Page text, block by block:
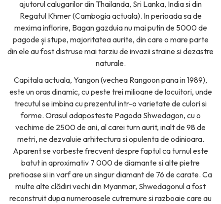
ajutorul calugarilor din Thailanda, Sri Lanka, India si din
Regatul Khmer (Cambogia actuala). In perioada sa de
mexima inflorire, Bagan gazduia nu mai putin de 5000 de
pagode și stupe, majoritatea aurite, din care o mare parte
din ele au fost distruse mai tarziu de invazii straine si dezastre
naturale.
Capitala actuala, Yangon (vechea Rangoon pana in 1989),
este un oras dinamic, cu peste trei milioane de locuitori, unde
trecutul se imbina cu prezentul intr-o varietate de culori si
forme. Orasul adaposteste Pagoda Shwedagon, cu o
vechime de 2500 de ani, al carei turn aurit, inalt de 98 de
metri, ne dezvaluie arhitectura si opulenta de odinioara.
Aparent se vorbeste frecvent despre faptul ca turnul este
batut in aproximativ 7 000 de diamante si alte pietre
pretioase si in varf are un singur diamant de 76 de carate. Ca
multe alte clădiri vechi din Myanmar, Shwedagonul a fost
reconstruit dupa numeroasele cutremure si razboaie care au